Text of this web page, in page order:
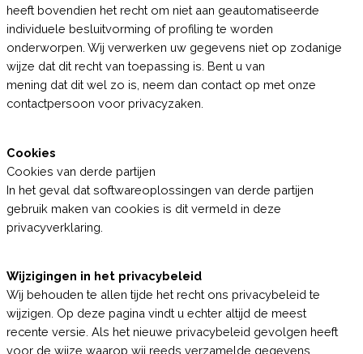
heeft bovendien het recht om niet aan geautomatiseerde
individuele besluitvorming of profiling te worden
onderworpen. Wij verwerken uw gegevens niet op zodanige
wijze dat dit recht van toepassing is. Bent u van
mening dat dit wel zo is, neem dan contact op met onze
contactpersoon voor privacyzaken.
Cookies
Cookies van derde partijen
In het geval dat softwareoplossingen van derde partijen
gebruik maken van cookies is dit vermeld in deze
privacyverklaring.
Wijzigingen in het privacybeleid
Wij behouden te allen tijde het recht ons privacybeleid te
wijzigen. Op deze pagina vindt u echter altijd de meest
recente versie. Als het nieuwe privacybeleid gevolgen heeft
voor de wijze waarop wij reeds verzamelde gegevens